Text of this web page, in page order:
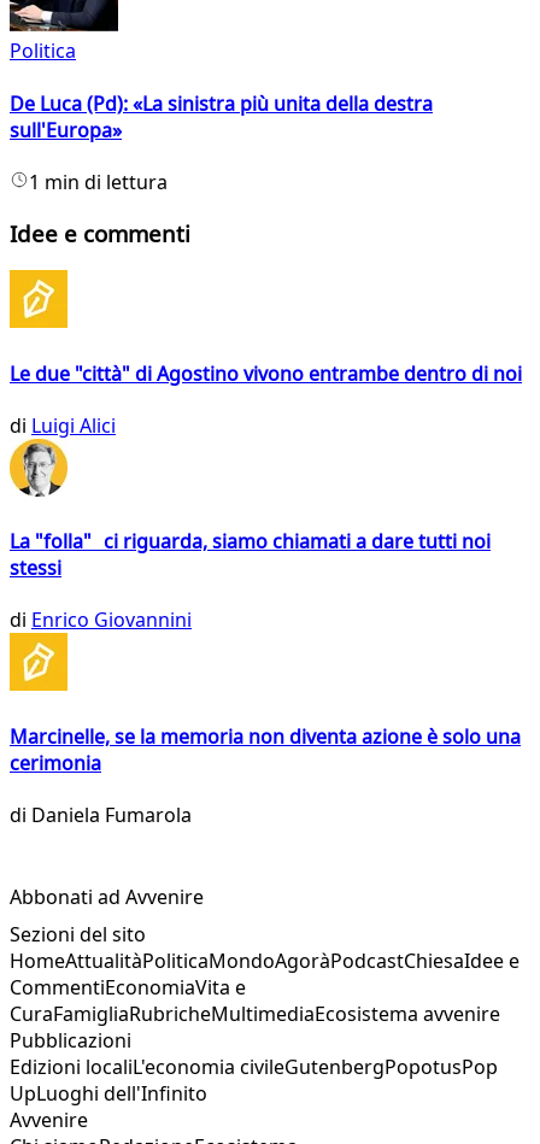
Politica
De Luca (Pd): «La sinistra più unita della destra
sull'Europa»
1 min di lettura
Idee e commenti
Le due "città" di Agostino vivono entrambe dentro di noi
di Luigi Alici
La "folla" ci riguarda, siamo chiamati a dare tutti noi
stessi
di Enrico Giovannini
Marcinelle, se la memoria non diventa azione è solo una
cerimonia
di Daniela Fumarola
Abbonati ad Avvenire
Sezioni del sito
HomeAttualitàPoliticaMondoAgoràPodcastChiesaIdee e
CommentiEconomiaVita e
CuraFamigliaRubricheMultimediaEcosistema avvenire
Pubblicazioni
Edizioni localiL'economia civileGutenbergPopotusPop
UpLuoghi dell'Infinito
Avvenire